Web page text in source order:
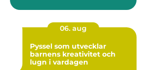
06. aug
Pyssel som utvecklar
barnens kreativitet och
lugn i vardagen